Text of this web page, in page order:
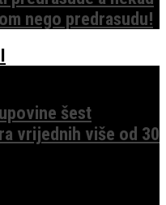
nego predrasudu!
šest
vrijednih više od 30